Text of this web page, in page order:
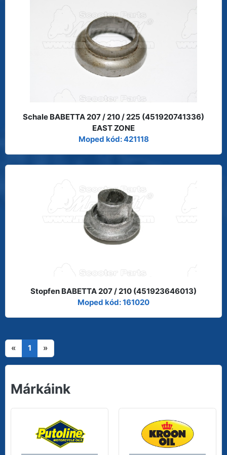
Schale BABETTA 207 / 210 / 225 (451920741336)
EAST ZONE
Moped kód: 421118
Stopfen BABETTA 207 / 210 (451923646013)
Moped kód: 161020
« 1 »
Márkáink